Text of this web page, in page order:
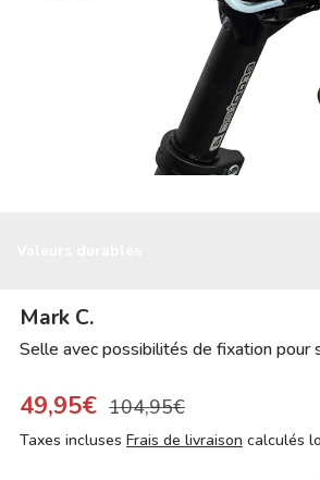
Mark C.
Selle avec possibilités de fixation pour
49,95€ 104,95€
Taxes incluses Frais de livraison calculés